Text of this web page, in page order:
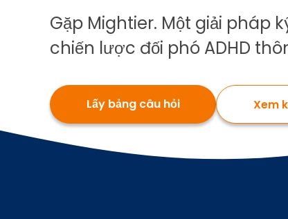
Gặp Mightier. Một giải pháp
chiến lược đối phó ADHD
Lấy bảng câu hỏi Xem